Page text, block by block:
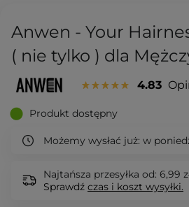
Anwen - Your
( nie tylko ) dla
4.83
Produkt dostępny
Możemy wysłać już: w
Najtańsza przesyłka od: 6,99
Sprawdź czas i koszt wysyłki.